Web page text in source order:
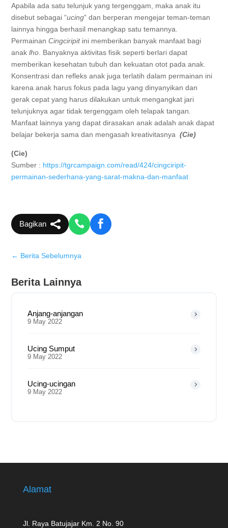
Apabila ada satu telunjuk yang tergenggam, maka anak itu
disebut sebagai “ucing” dan berperan mengejar teman-teman
lainnya hingga berhasil menangkap satu temannya.
PermainanCingciripitini memberikan banyak manfaat bagi
anaklho . Banyaknya aktivitas fisik seperti berlari dapat
memberikan kesehatan tubuh dan kekuatan otot pada anak.
Konsentrasi dan refleks anak juga terlatih dalam permainan ini
karena anak harus fokus pada lagu yang dinyanyikan dan
gerak cepat yang harus dilakukan untuk mengangkat jari
telunjuknya agar tidak tergenggam oleh telapak tangan.
Manfaat lainnya yang dapat dirasakan anak adalah anak dapat
belajar bekerja sama dan mengasah kreativitasnya (Cie)
(Cie)
Sumber : https://tgrcampaign.com/read/424/cingciripit-
permainan-sederhana-yang-sarat-makna-dan-manfaat
Bagikan
← Berita Sebelumnya
Berita Lainnya
Anjang-anjangan
9 May 2022
Ucing Sumput
9 May 2022
Ucing-ucingan
9 May 2022
Alamat
Jl. Raya Batujajar Km. 2 No. 90